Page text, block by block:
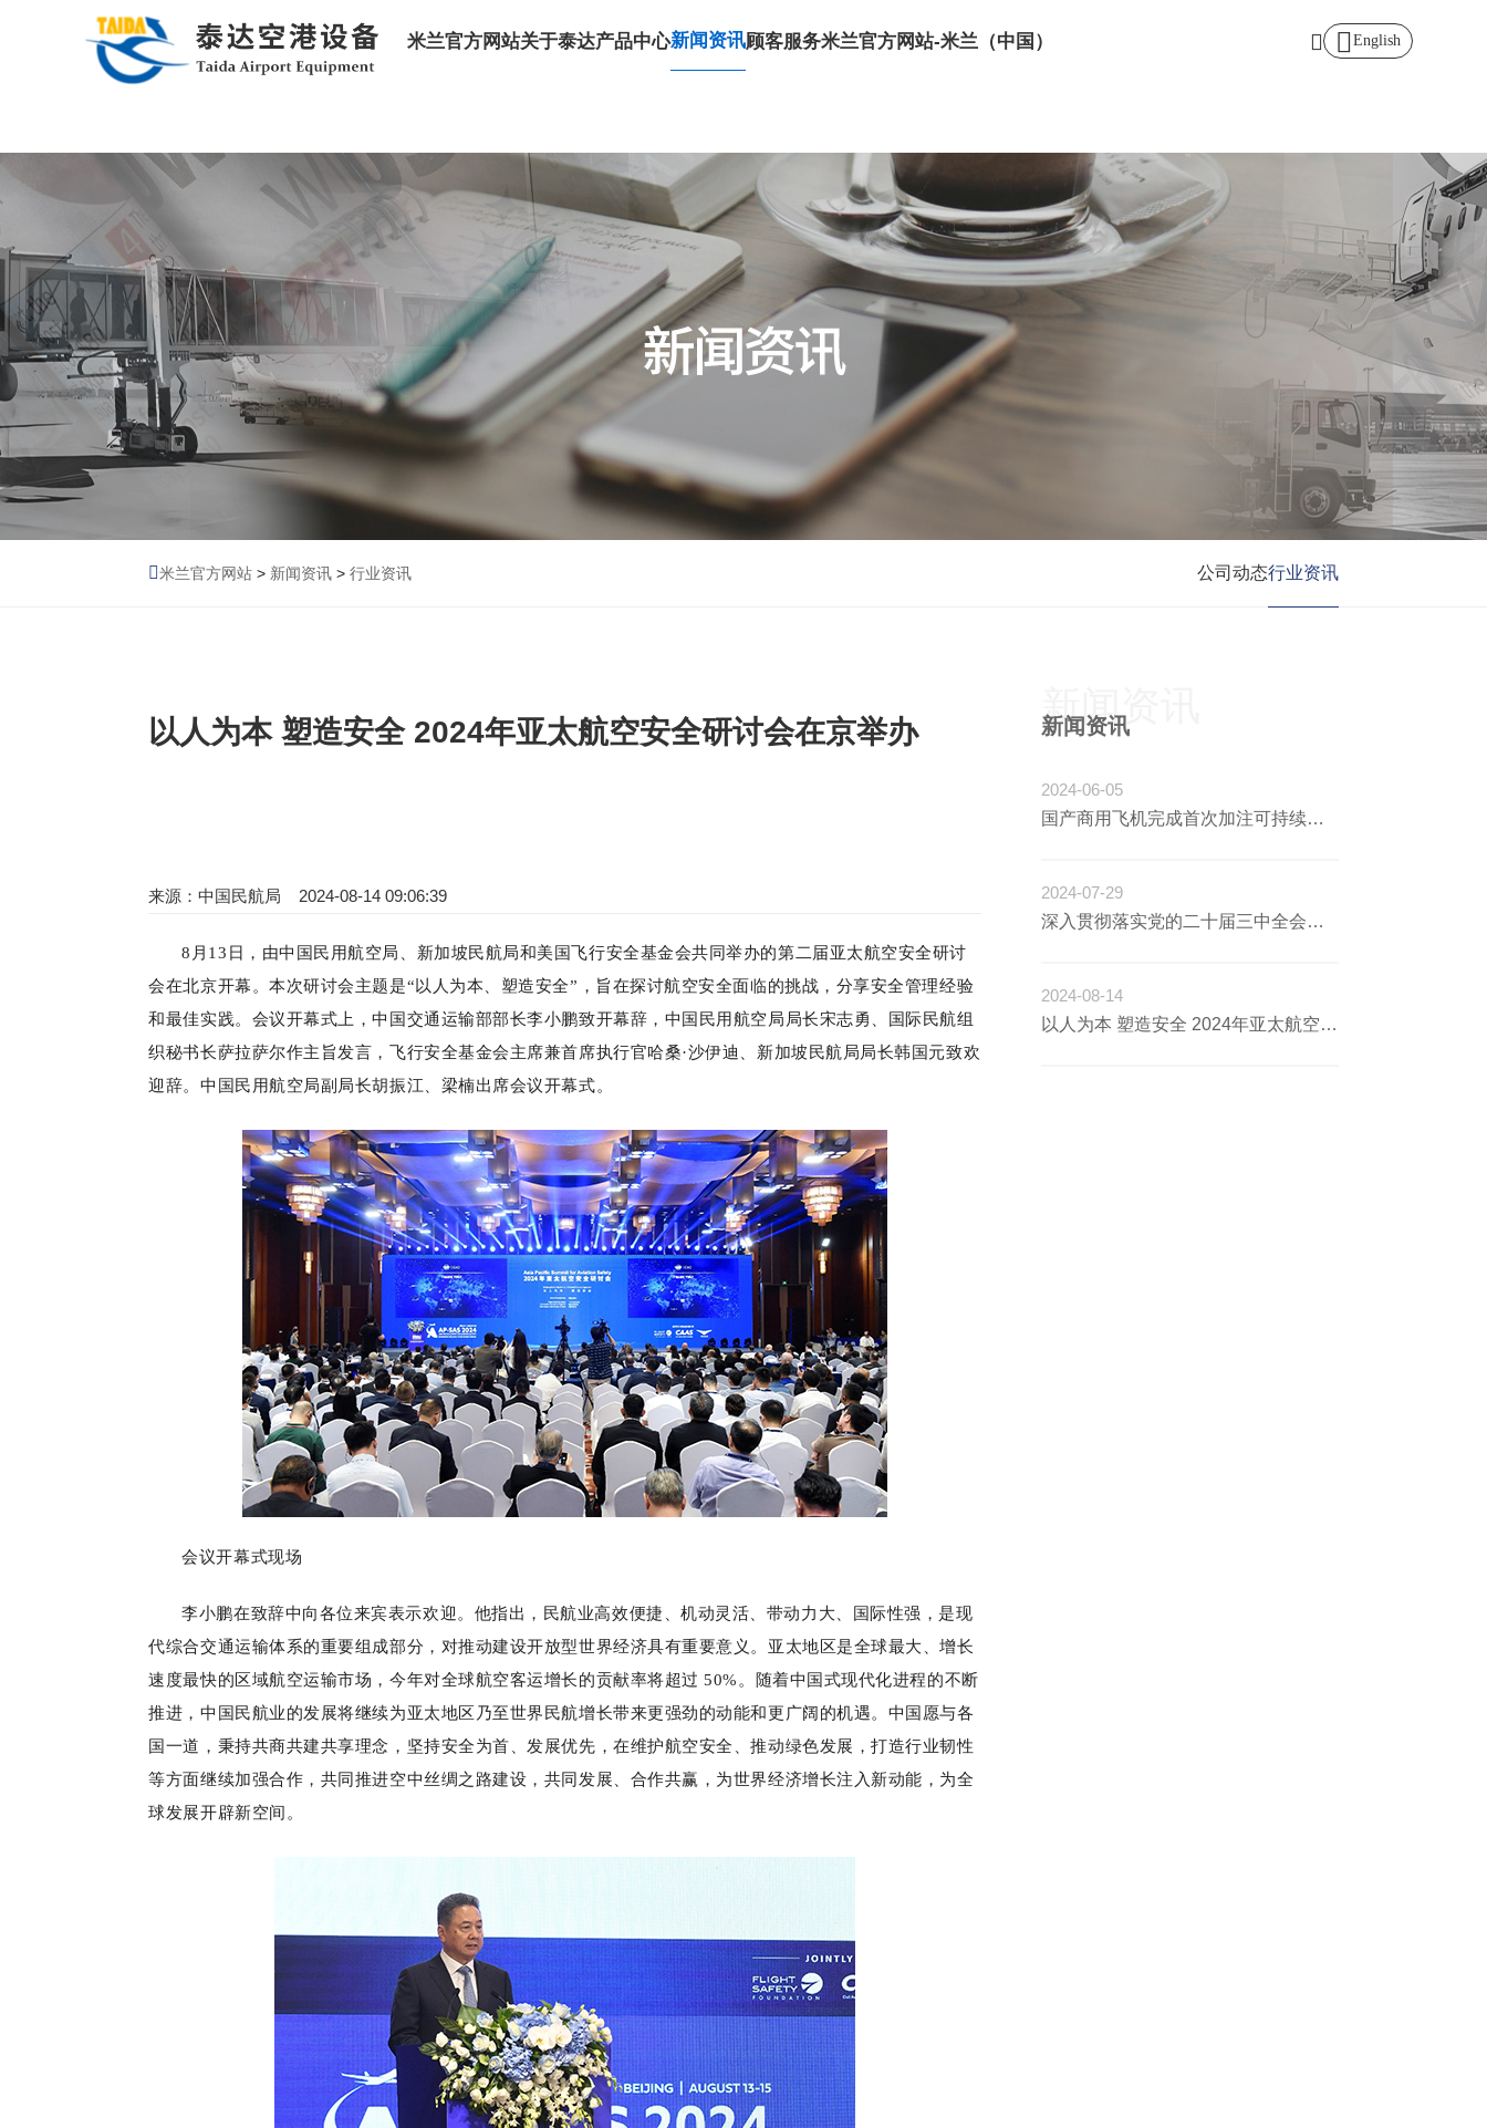
米兰官方网站
米兰官方网站关于泰达产品中心新闻资讯顾客服务米兰官方网站-米兰（中国） English
米兰官方网站 > 新闻资讯 >行业资讯 公司动态行业资讯
以人为本 塑造安全 2024年亚太航空安全研讨会在京举办
来源：中国民航局 2024-08-14 09:06:39
8月13日，由中国民用航空局、新加坡民航局和美国飞行安全基金会共同举办的第二届亚太航空安全研讨
会在北京开幕。本次研讨会主题是“以人为本、塑造安全”，旨在探讨航空安全面临的挑战，分享安全管理经验
和最佳实践。会议开幕式上，中国交通运输部部长李小鹏致开幕辞，中国民用航空局局长宋志勇、国际民航组
织秘书长萨拉萨尔作主旨发言，飞行安全基金会主席兼首席执行官哈桑·沙伊迪、新加坡民航局局长韩国元致欢
迎辞。中国民用航空局副局长胡振江、梁楠出席会议开幕式。
会议开幕式现场
李小鹏在致辞中向各位来宾表示欢迎。他指出，民航业高效便捷、机动灵活、带动力大、国际性强，是现
代综合交通运输体系的重要组成部分，对推动建设开放型世界经济具有重要意义。亚太地区是全球最大、增长
速度最快的区域航空运输市场，今年对全球航空客运增长的贡献率将超过 50%。随着中国式现代化进程的不断
推进，中国民航业的发展将继续为亚太地区乃至世界民航增长带来更强劲的动能和更广阔的机遇。中国愿与各
国一道，秉持共商共建共享理念，坚持安全为首、发展优先，在维护航空安全、推动绿色发展，打造行业韧性
等方面继续加强合作，共同推进空中丝绸之路建设，共同发展、合作共赢，为世界经济增长注入新动能，为全
球发展开辟新空间。
新闻资讯
新闻资讯
2024-06-05
国产商用飞机完成首次加注可持续航空燃料（SAF）演示飞行
2024-07-29
深入贯彻落实党的二十届三中全会精神 为推进中国式现代化贡献民航力量
2024-08-14
以人为本 塑造安全 2024年亚太航空安全研讨会在京举办